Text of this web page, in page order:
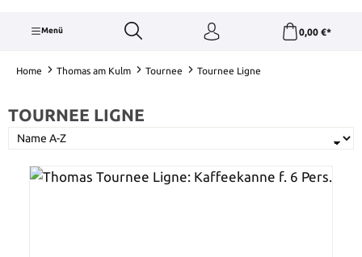
Menü 0,00 €*
Home Thomas am Kulm Tournee Tournee Ligne
TOURNEE LIGNE